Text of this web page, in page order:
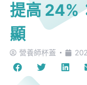
提高 24%
顯
營養師杯蓋